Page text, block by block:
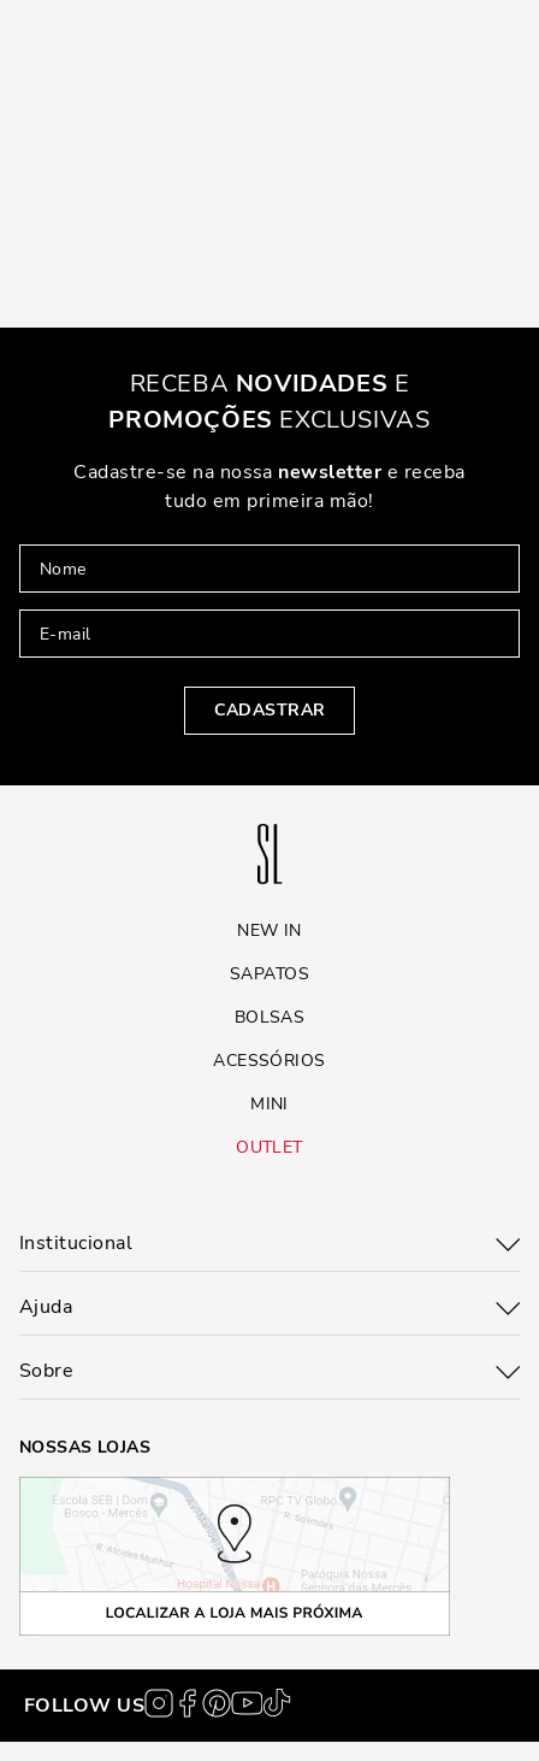
RECEBA NOVIDADES E
PROMOÇÕES EXCLUSIVAS
Cadastre-se na nossa newslettere receba
tudo em primeira mão!
CADASTRAR
NEW IN
SAPATOS
BOLSAS
ACESSÓRIOS
MINI
OUTLET
Institucional
Ajuda
Sobre
NOSSAS LOJAS
FOLLOW US